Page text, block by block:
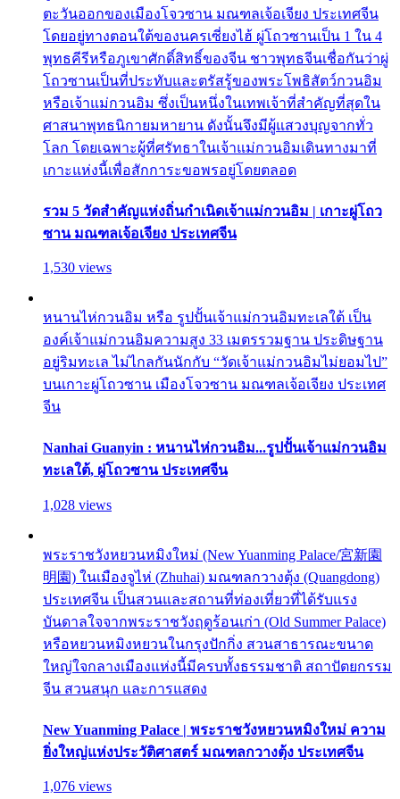
ตะวันออกของเมืองโจวซาน มณฑลเจ้อเจียง ประเทศจีน
โดยอยู่ทางตอนใต้ของนครเซี่ยงไฮ้ ผู่โถวซานเป็น 1 ใน 4
พุทธคีรีหรือภูเขาศักดิ์สิทธิ์ของจีน ชาวพุทธจีนเชื่อกันว่าผู่
โถวซานเป็นที่ประทับและตรัสรู้ของพระโพธิสัตว์กวนอิม
หรือเจ้าแม่กวนอิม ซึ่งเป็นหนึ่งในเทพเจ้าที่สำคัญที่สุดใน
ศาสนาพุทธนิกายมหายาน ดังนั้นจึงมีผู้แสวงบุญจากทั่ว
โลก โดยเฉพาะผู้ที่ศรัทธาในเจ้าแม่กวนอิมเดินทางมาที่
เกาะแห่งนี้เพื่อสักการะขอพรอยู่โดยตลอด
รวม 5 วัดสำคัญแห่งถิ่นกำเนิดเจ้าแม่กวนอิม | เกาะผู่โถว
ซาน มณฑลเจ้อเจียง ประเทศจีน
1,530 views
หนานไห่กวนอิม หรือ รูปปั้นเจ้าแม่กวนอิมทะเลใต้ เป็น
องค์เจ้าแม่กวนอิมความสูง 33 เมตรรวมฐาน ประดิษฐาน
อยู่ริมทะเล ไม่ไกลกันนักกับ “วัดเจ้าแม่กวนอิมไม่ยอมไป”
บนเกาะผู่โถวซาน เมืองโจวซาน มณฑลเจ้อเจียง ประเทศ
จีน
Nanhai Guanyin : หนานไห่กวนอิม...รูปปั้นเจ้าแม่กวนอิม
ทะเลใต้, ผู่โถวซาน ประเทศจีน
1,028 views
พระราชวังหยวนหมิงใหม่ (New Yuanming Palace/宮新園
明園) ในเมืองจูไห่ (Zhuhai) มณฑลกวางตุ้ง (Quangdong)
ประเทศจีน เป็นสวนและสถานที่ท่องเที่ยวที่ได้รับแรง
บันดาลใจจากพระราชวังฤดูร้อนเก่า (Old Summer Palace)
หรือหยวนหมิงหยวนในกรุงปักกิ่ง สวนสาธารณะขนาด
ใหญ่ใจกลางเมืองแห่งนี้มีครบทั้งธรรมชาติ สถาปัตยกรรม
จีน สวนสนุก และการแสดง
New Yuanming Palace | พระราชวังหยวนหมิงใหม่ ความ
ยิ่งใหญ่แห่งประวัติศาสตร์ มณฑลกวางตุ้ง ประเทศจีน
1,076 views